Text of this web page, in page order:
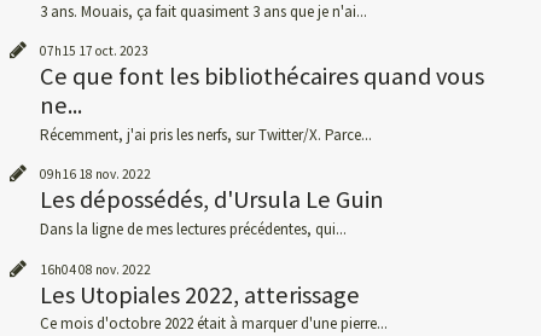
3 ans. Mouais, ça fait quasiment 3 ans que je n'ai...
07h15 17 oct. 2023
Ce que font les bibliothécaires quand vous
ne...
Récemment, j'ai pris les nerfs, sur Twitter/X. Parce...
09h16 18 nov. 2022
Les dépossédés, d'Ursula Le Guin
Dans la ligne de mes lectures précédentes, qui...
16h0408 nov. 2022
Les Utopiales 2022, atterissage
Ce mois d'octobre 2022 était à marquer d'une pierre...